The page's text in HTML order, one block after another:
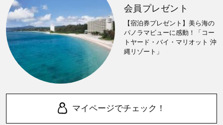
会員プレゼント
【宿泊券プレゼント】美ら海の
パノラマビューに感動！「コー
トヤード・バイ・マリオット 沖
縄リゾート」
マイページでチェック！